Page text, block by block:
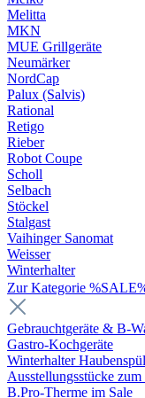
Melitta
MKN
MUE Grillgeräte
Neumärker
NordCap
Palux (Salvis)
Rational
Retigo
Rieber
Robot Coupe
Scholl
Selbach
Stöckel
Stalgast
Vaihinger Sanomat
Weisser
Winterhalter
Zur Kategorie
Gebrauchtgeräte & B-
Gastro-Kochgeräte
Winterhalter
Ausstellungsstücke zum
B.Pro-Therme im Sale